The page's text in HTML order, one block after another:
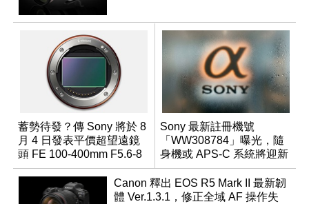
蓄勢待發？傳 Sony 將於 8
月 4 日發表平價超望遠鏡
頭 FE 100-400mm F5.6-8
Sony 最新註冊機號
「WW308784」曝光，隨
身機或 APS-C 系統將迎新
成員？
Canon 釋出 EOS R5 Mark II 最新韌
體 Ver.1.3.1，修正全域 AF 操作失